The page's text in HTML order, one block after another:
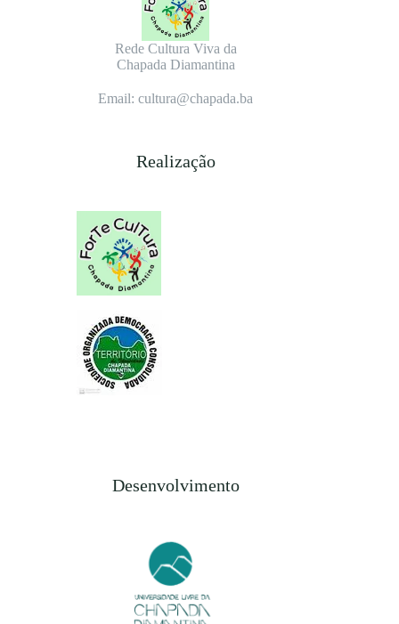
Rede Cultura Viva da
Chapada Diamantina
Email: cultura@chapada.ba
Realização
Desenvolvimento